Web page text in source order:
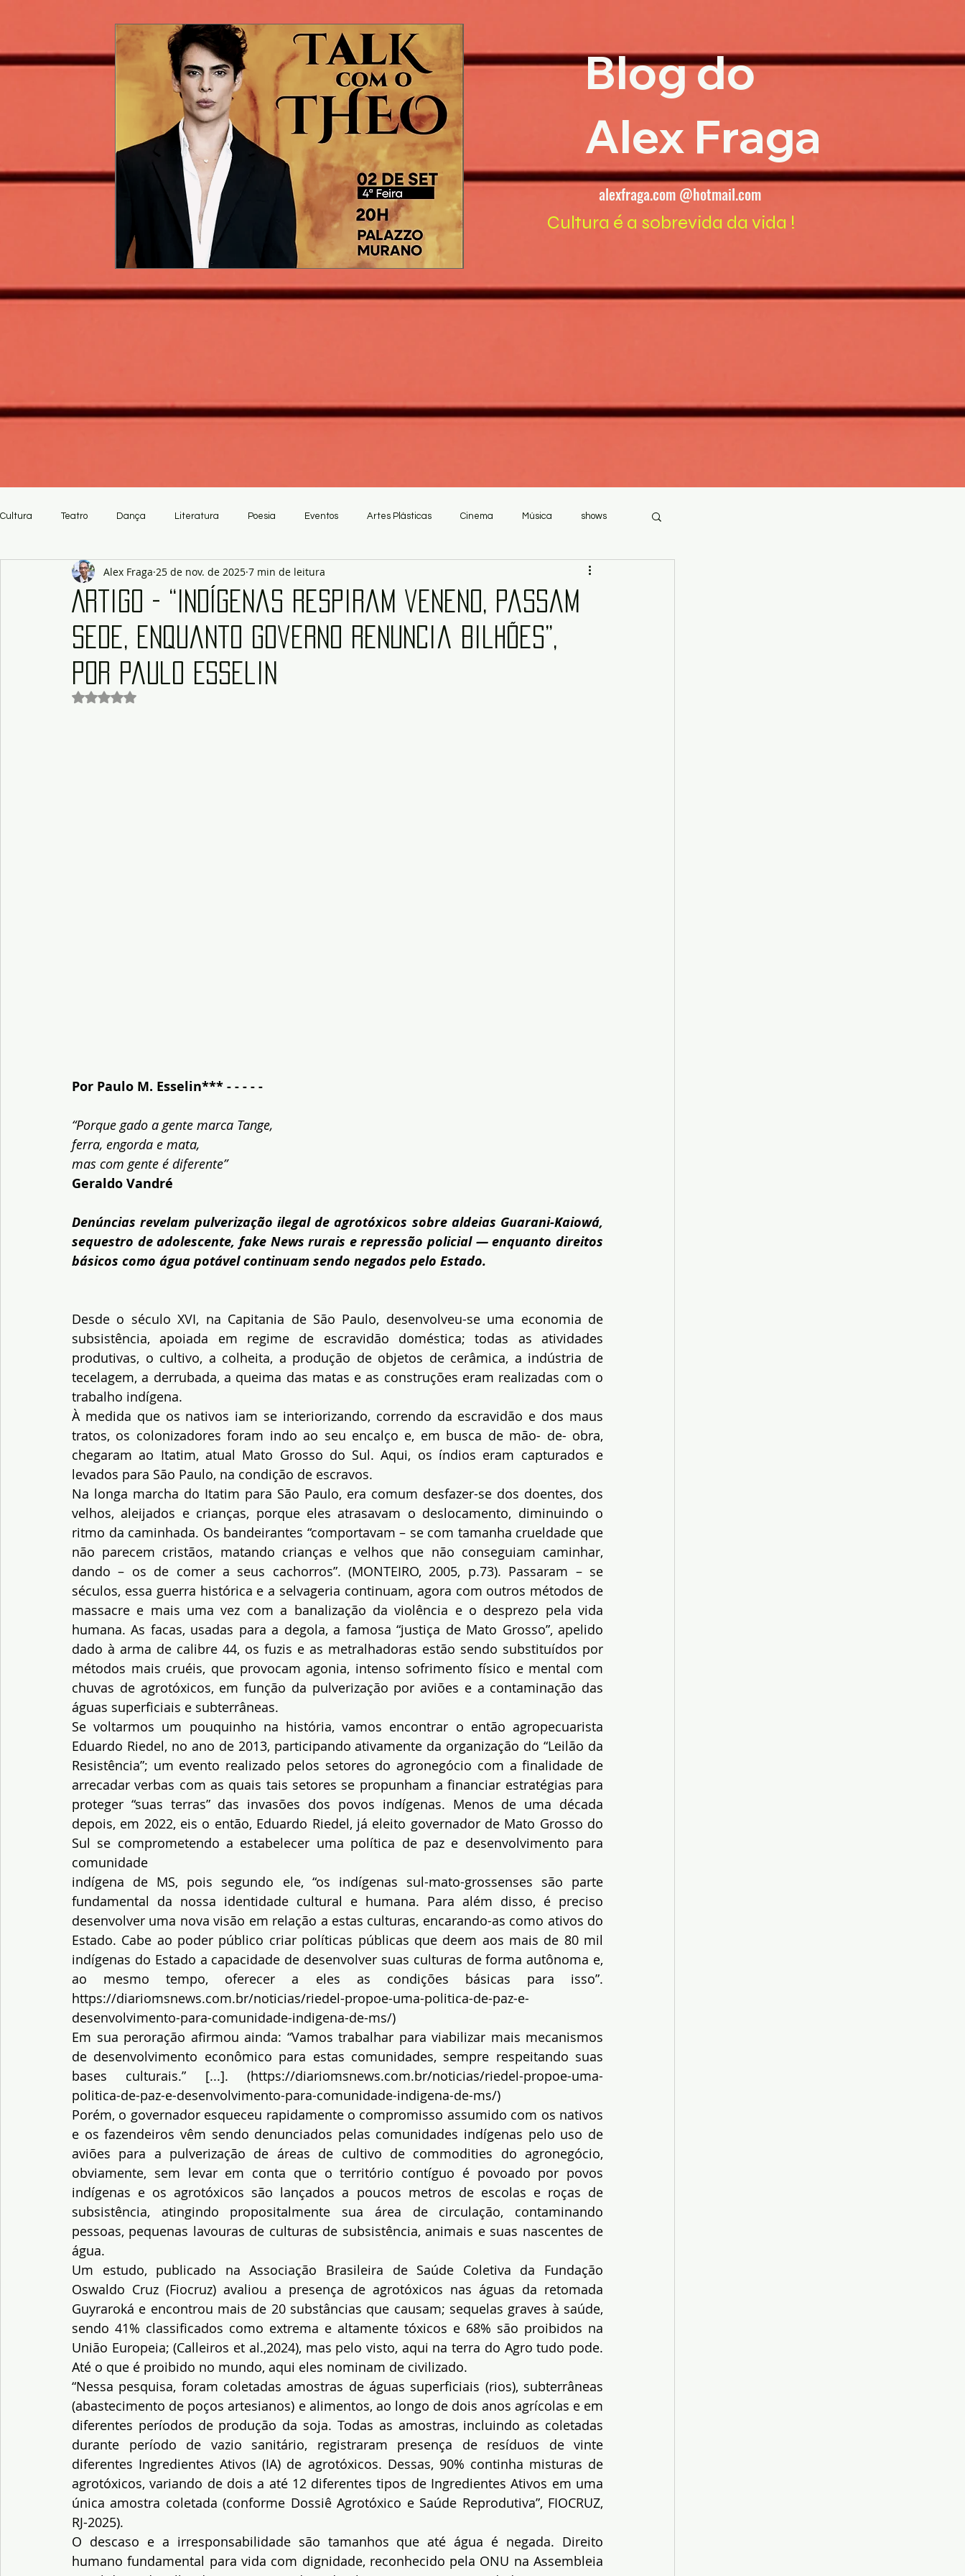
Blog do
Alex Fraga
alexfraga.com @hotmail.com
Cultura é a sobrevida da vida !
Cultura Teatro Dança Literatura Poesia Eventos Artes Plásticas Cinema Música shows
Artesanato
Artigo - “Indígenas respiram veneno, passam
sede, enquanto Governo renuncia Bilhões”,
por Paulo Esselin
Alex Fraga 25 de nov. de 2025 7 min de leitura
Avaliado com NaN de 5 estrelas.
Por Paulo M. Esselin*** - - - - -
“Porque gado a gente marca Tange,
ferra, engorda e mata,
mas com gente é diferente”
Geraldo Vandré
Denúncias revelam pulverização ilegal de agrotóxicos sobre aldeias Guarani-Kaiowá,
sequestro de adolescente, fake News rurais e repressão policial — enquanto direitos
básicos como água potável continuam sendo negados pelo Estado.
Desde o século XVI, na Capitania de São Paulo, desenvolveu-se uma economia de
subsistência, apoiada em regime de escravidão doméstica; todas as atividades
produtivas, o cultivo, a colheita, a produção de objetos de cerâmica, a indústria de
tecelagem, a derrubada, a queima das matas e as construções eram realizadas com o
trabalho indígena.
À medida que os nativos iam se interiorizando, correndo da escravidão e dos maus
tratos, os colonizadores foram indo ao seu encalço e, em busca de mão- de- obra,
chegaram ao Itatim, atual Mato Grosso do Sul. Aqui, os índios eram capturados e
levados para São Paulo, na condição de escravos.
Na longa marcha do Itatim para São Paulo, era comum desfazer-se dos doentes, dos
velhos, aleijados e crianças, porque eles atrasavam o deslocamento, diminuindo o
ritmo da caminhada. Os bandeirantes “comportavam – se com tamanha crueldade que
não parecem cristãos, matando crianças e velhos que não conseguiam caminhar,
dando – os de comer a seus cachorros”. (MONTEIRO, 2005, p.73). Passaram – se
séculos, essa guerra histórica e a selvageria continuam, agora com outros métodos de
massacre e mais uma vez com a banalização da violência e o desprezo pela vida
humana. As facas, usadas para a degola, a famosa “justiça de Mato Grosso”, apelido
dado à arma de calibre 44, os fuzis e as metralhadoras estão sendo substituídos por
métodos mais cruéis, que provocam agonia, intenso sofrimento físico e mental com
chuvas de agrotóxicos, em função da pulverização por aviões e a contaminação das
águas superficiais e subterrâneas.
Se voltarmos um pouquinho na história, vamos encontrar o então agropecuarista
Eduardo Riedel, no ano de 2013, participando ativamente da organização do “Leilão da
Resistência”; um evento realizado pelos setores do agronegócio com a finalidade de
arrecadar verbas com as quais tais setores se propunham a financiar estratégias para
proteger “suas terras” das invasões dos povos indígenas. Menos de uma década
depois, em 2022, eis o então, Eduardo Riedel, já eleito governador de Mato Grosso do
Sul se comprometendo a estabelecer uma política de paz e desenvolvimento para
comunidade
indígena de MS, pois segundo ele, “os indígenas sul-mato-grossenses são parte
fundamental da nossa identidade cultural e humana. Para além disso, é preciso
desenvolver uma nova visão em relação a estas culturas, encarando-as como ativos do
Estado. Cabe ao poder público criar políticas públicas que deem aos mais de 80 mil
indígenas do Estado a capacidade de desenvolver suas culturas de forma autônoma e,
https://diariomsnews.com.br/noticias/riedel-propoe-uma-politica-de-paz-e-
desenvolvimento-para-comunidade-indigena-de-ms/)
Em sua peroração afirmou ainda: “Vamos trabalhar para viabilizar mais mecanismos
de desenvolvimento econômico para estas comunidades, sempre respeitando suas
bases culturais.” [...]. (https://diariomsnews.com.br/noticias/riedel-propoe-uma-
politica-de-paz-e-desenvolvimento-para-comunidade-indigena-de-ms/)
Porém, o governador esqueceu rapidamente o compromisso assumido com os nativos
e os fazendeiros vêm sendo denunciados pelas comunidades indígenas pelo uso de
aviões para a pulverização de áreas de cultivo de commodities do agronegócio,
obviamente, sem levar em conta que o território contíguo é povoado por povos
indígenas e os agrotóxicos são lançados a poucos metros de escolas e roças de
subsistência, atingindo propositalmente sua área de circulação, contaminando
pessoas, pequenas lavouras de culturas de subsistência, animais e suas nascentes de
água.
Um estudo, publicado na Associação Brasileira de Saúde Coletiva da Fundação
Oswaldo Cruz (Fiocruz) avaliou a presença de agrotóxicos nas águas da retomada
Guyraroká e encontrou mais de 20 substâncias que causam; sequelas graves à saúde,
sendo 41% classificados como extrema e altamente tóxicos e 68% são proibidos na
União Europeia; (Calleiros et al.,2024), mas pelo visto, aqui na terra do Agro tudo pode.
Até o que é proibido no mundo, aqui eles nominam de civilizado.
“Nessa pesquisa, foram coletadas amostras de águas superficiais (rios), subterrâneas
(abastecimento de poços artesianos) e alimentos, ao longo de dois anos agrícolas e em
diferentes períodos de produção da soja. Todas as amostras, incluindo as coletadas
durante período de vazio sanitário, registraram presença de resíduos de vinte
diferentes Ingredientes Ativos (IA) de agrotóxicos. Dessas, 90% continha misturas de
agrotóxicos, variando de dois a até 12 diferentes tipos de Ingredientes Ativos em uma
única amostra coletada (conforme Dossiê Agrotóxico e Saúde Reprodutiva”, FIOCRUZ,
RJ-2025).
O descaso e a irresponsabilidade são tamanhos que até água é negada. Direito
humano fundamental para vida com dignidade, reconhecido pela ONU na Assembleia